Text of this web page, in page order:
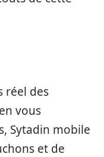
réel des
vous
Sytadin mobile
et de